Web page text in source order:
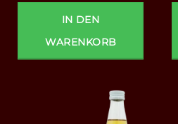
IN DEN
WARENKORB